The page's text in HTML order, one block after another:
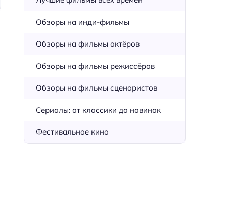
Обзоры на инди-фильмы
Обзоры на фильмы актёров
Обзоры на фильмы режиссёров
Обзоры на фильмы сценаристов
Сериалы: от классики до новинок
Фестивальное кино